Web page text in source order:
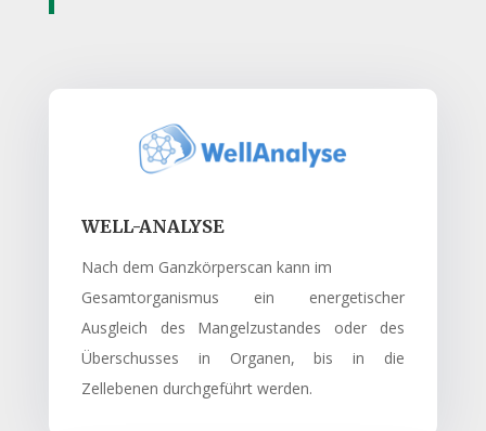
WELL-ANALYSE
Nach dem Ganzkörperscan kann im
Gesamtorganismus ein energetischer
Ausgleich des Mangelzustandes oder des
Überschusses in Organen, bis in die
Zellebenen durchgeführt werden.